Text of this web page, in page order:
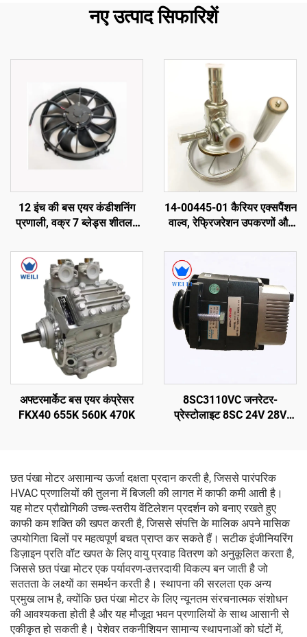
नए उत्पाद सिफारिशें
12 इंच की बस एयर कंडीशनिंग
प्रणाली, वक्र 7 ब्लेड्स शीतलन
14-00445-01 कैरियर एक्सपैंशन
वाल्व, रेफ्रिजरेशन उपकरणों और
लिए मूल फैक्टरी घटक
अफ्टरमार्केट बस एयर कंप्रेसर
FKX40 655K 560K 470K
8SC3110VC जनरेटर-
प्रेस्टोलाइट 8SC 24V 28V
छत पंखा मोटर असामान्य ऊर्जा दक्षता प्रदान करती है, जिससे पारंपरिक
HVAC प्रणालियों की तुलना में बिजली की लागत में काफी कमी आती है।
यह मोटर प्रौद्योगिकी उच्च-स्तरीय वेंटिलेशन प्रदर्शन को बनाए रखते हुए
काफी कम शक्ति की खपत करती है, जिससे संपत्ति के मालिक अपने मासिक
उपयोगिता बिलों पर महत्वपूर्ण बचत प्राप्त कर सकते हैं। सटीक इंजीनियरिंग
डिज़ाइन प्रति वॉट खपत के लिए वायु प्रवाह वितरण को अनुकूलित करता है,
जिससे छत पंखा मोटर एक पर्यावरण-उत्तरदायी विकल्प बन जाती है जो
सततता के लक्ष्यों का समर्थन करती है। स्थापना की सरलता एक अन्य
प्रमुख लाभ है, क्योंकि छत पंखा मोटर के लिए न्यूनतम संरचनात्मक संशोधन
की आवश्यकता होती है और यह मौजूदा भवन प्रणालियों के साथ आसानी से
एकीकृत हो सकती है। पेशेवर तकनीशियन सामान्य स्थापनाओं को घंटों में,